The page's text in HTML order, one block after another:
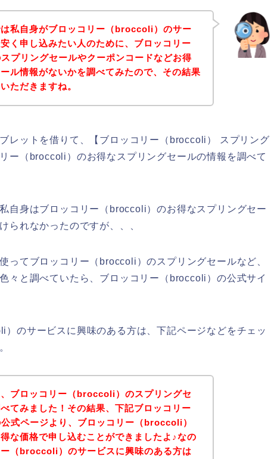
私自身がブロッコリー（broccoli）のサー
く申し込みたい人のために、ブロッコリー
プリングセールやクーポンコードなどお得
ル情報がないかを調べてみたので、その結果
ただきますね。
レットを借りて、【ブロッコリー（broccoli） スプリング
ー（broccoli）のお得なスプリングセールの情報を調べて
自身はブロッコリー（broccoli）のお得なスプリングセー
られなかったのですが、、、
ってブロッコリー（broccoli）のスプリングセールなど、
々と調べていたら、ブロッコリー（broccoli）の公式サイ
のサービスに興味のある方は、下記ページなどをチェッ
ブロッコリー（broccoli）のスプリングセ
てみました！その結果、下記ブロッコリー
式ページより、ブロッコリー（broccoli）
な価格で申し込むことができましたよ♪なの
（broccoli）のサービスに興味のある方は